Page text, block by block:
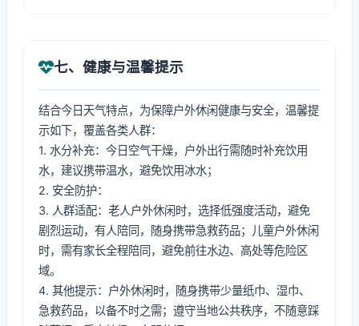
七、健康与温馨提示
结合今日天气特点，为保障户外休闲健康与安全，温馨提
示如下，覆盖各类人群：
1. 水分补充：今日空气干燥，户外出行需随时补充饮用
水，建议携带温水，避免饮用冰水；
2. 安全防护：
3. 人群适配：老人户外休闲时，选择低强度活动，避免
剧烈运动，有人陪同，随身携带急救药品；儿童户外休闲
时，需有家长全程陪同，避免前往水边、高处等危险区
域。
4. 其他提示：户外休闲时，随身携带少量纸巾、湿巾、
急救药品，以备不时之需；遵守当地公共秩序，不随意踩